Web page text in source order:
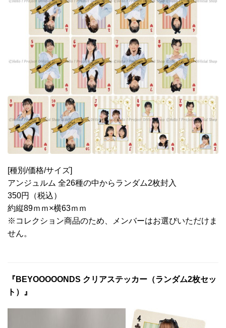
[種別/価格/サイズ]
アンジュルム 全26種の中からランダム2枚封入
350円（税込）
約縦89ｍｍ×横63ｍｍ
※コレクション商品のため、メンバーはお選びいただけま
せん。
『BEYOOOOONDS クリアステッカー（ランダム2枚セッ
ト）』